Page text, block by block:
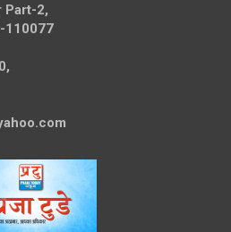
Part-2,
110077